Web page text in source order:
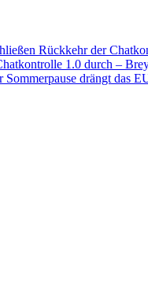
Rückkehr der
1.0 durch –
drängt das